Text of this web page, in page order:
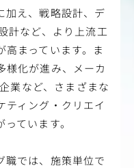
加え、戦略設計、デ
計など、より上流工
まっています。ま
様化が進み、メーカ
業など、さまざまな
ティング・クリエイ
ています。
職では、施策単位で